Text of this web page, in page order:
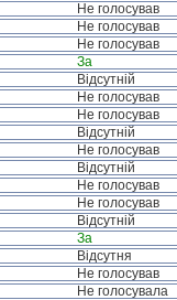
Не голосував
Не голосував
Не голосував
За
Відсутній
Не голосував
Не голосував
Відсутній
Не голосував
Відсутній
Не голосував
Не голосував
Відсутній
За
Відсутня
Не голосував
Не голосувала